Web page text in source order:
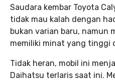
Saudara kembar Toyota
tidak mau kalah dengan
bukan varian baru, namun
memiliki minat yang tinggi
Tidak heran, mobil ini
Daihatsu terlaris saat ini.